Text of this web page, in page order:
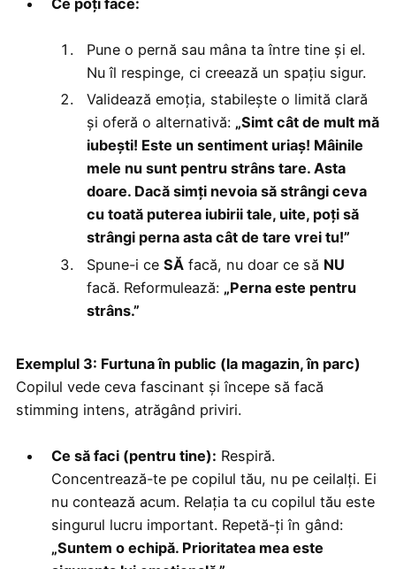
Pune o pernă sau mâna ta între tine și el.
Nu îl respinge, ci creează un spațiu sigur.
Validează emoția, stabilește o limită clară
și oferă o alternativă: „Simt cât de mult mă
iubești! Este un sentiment uriaș! Mâinile
mele nu sunt pentru strâns tare. Asta
doare. Dacă simți nevoia să strângi ceva
cu toată puterea iubirii tale, uite, poți să
strângi perna asta cât de tare vrei tu!”
Spune-i ce SĂfacă, nu doar ce să NU
facă. Reformulează: „Perna este pentru
strâns.”
Exemplul 3: Furtuna în public (la magazin, în parc)
Copilul vede ceva fascinant și începe să facă
stimming intens, atrăgând priviri.
Ce să faci (pentru tine): Respiră.
Concentrează-te pe copilul tău, nu pe ceilalți. Ei
nu contează acum. Relația ta cu copilul tău este
singurul lucru important. Repetă-ți în gând:
„Suntem o echipă. Prioritatea mea este